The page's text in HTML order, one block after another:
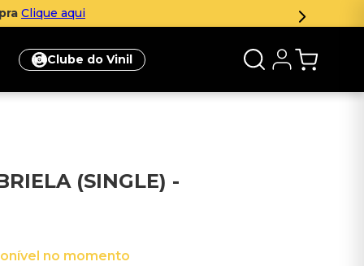
Clique aqui
Clube do Vinil
(SINGLE) -
no momento